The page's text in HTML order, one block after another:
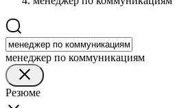
менеджер по коммуникациям
Резюме